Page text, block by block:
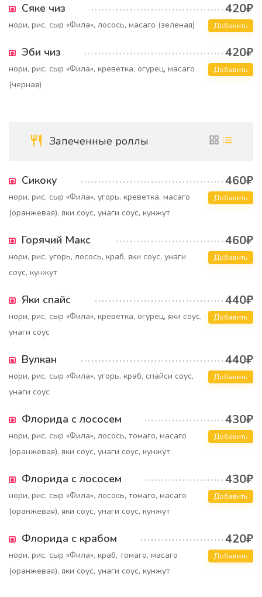
Сяке чиз 420₽
нори, рис, сыр «Фила», лосось, масаго (зеленая) Добавить
Эби чиз 420₽
нори, рис, сыр «Фила», креветка, огурец, масаго
(черная)
Добавить
Запеченные роллы
Сикоку 460₽
нори, рис, сыр «Фила», угорь, креветка, масаго
(оранжевая), яки соус, унаги соус, кунжут
Добавить
Горячий Макс 460₽
нори, рис, угорь, лосось, краб, яки соус, унаги
соус, кунжут
Добавить
Яки спайс 440₽
нори, рис, сыр «Фила», креветка, огурец, яки соус,
унаги соус
Добавить
Вулкан 440₽
нори, рис, сыр «Фила», угорь, краб, спайси соус,
унаги соус
Добавить
Флорида с лососем 430₽
нори, рис, сыр «Фила», лосось, томаго, масаго
(оранжевая), яки соус, унаги соус, кунжут
Добавить
Флорида с лососем 430₽
нори, рис, сыр «Фила», лосось, томаго, масаго
(оранжевая), яки соус, унаги соус, кунжут
Добавить
Флорида с крабом 420₽
нори, рис, сыр «Фила», краб, томаго, масаго
(оранжевая), яки соус, унаги соус, кунжут
Добавить